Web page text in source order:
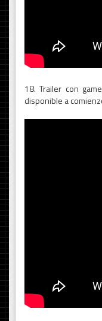
18. Trailer con
disponible a